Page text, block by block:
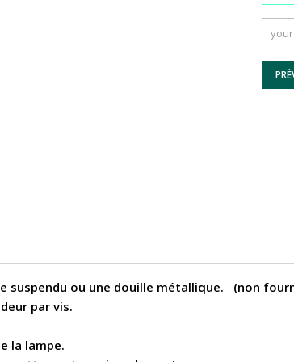
suspendu ou une douille métallique. (non
par vis.
la lampe.